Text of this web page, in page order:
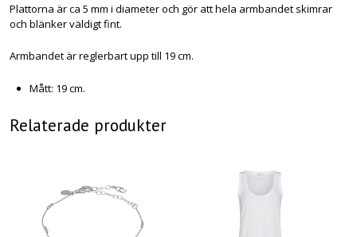
Plattorna är ca 5 mm i diameter och gör att hela armbandet skimrar
och blänker väldigt fint.
Armbandet är reglerbart upp till 19 cm.
Mått: 19 cm.
Relaterade produkter